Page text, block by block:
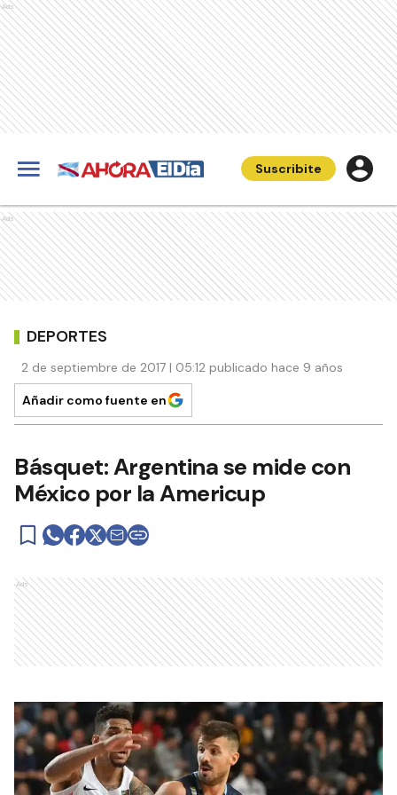
Ads
Suscribite
Ads
DEPORTES
2 de septiembre de 2017 | 05:12 publicado hace 9 años
Añadir como fuente en
Básquet: Argentina se mide con
México por la Americup
Ads